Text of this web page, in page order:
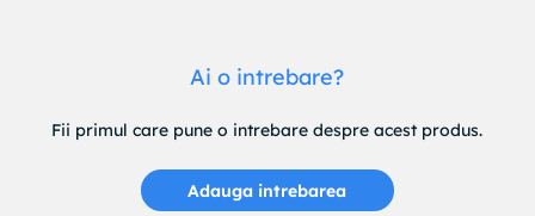
Ai o intrebare?
Fii primul care pune o intrebare despre acest produs.
Adauga intrebarea